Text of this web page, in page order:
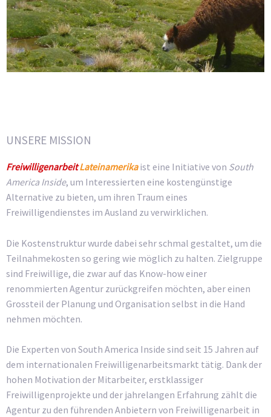
UNSERE MISSION
FreiwilligenarbeitLateinamerikaist eine Initiative von South
America Inside, um Interessierten eine kostengünstige
Alternative zu bieten, um ihren Traum eines
Freiwilligendienstes im Ausland zu verwirklichen.
Die Kostenstruktur wurde dabei sehr schmal gestaltet, um die
Teilnahmekosten so gering wie möglich zu halten. Zielgruppe
sind Freiwillige, die zwar auf das Know-how einer
renommierten Agentur zurückgreifen möchten, aber einen
Grossteil der Planung und Organisation selbst in die Hand
nehmen möchten.
Die Experten von South America Inside sind seit 15 Jahren auf
dem internationalen Freiwilligenarbeitsmarkt tätig. Dank der
hohen Motivation der Mitarbeiter, erstklassiger
Freiwilligenprojekte und der jahrelangen Erfahrung zählt die
Agentur zu den führenden Anbietern von Freiwilligenarbeit in